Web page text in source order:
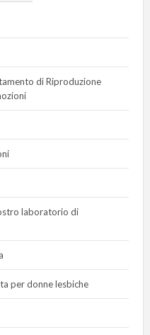
di Riproduzione
laboratorio di
per donne lesbiche